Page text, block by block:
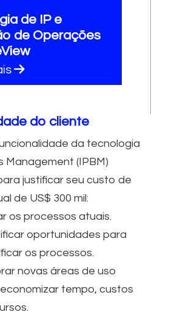
de IP e
de Operações
do cliente
da tecnologia
Management (IPBM)
justificar seu custo de
de US$ 300 mil:
os processos atuais.
oportunidades para
os processos.
novas áreas de uso
tempo, custos